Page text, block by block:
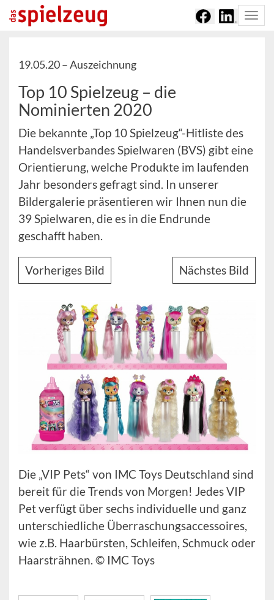
19.05.20 –Auszeichnung
Top 10 Spielzeug – die
Nominierten 2020
Die bekannte „Top 10 Spielzeug“-Hitliste des
Handelsverbandes Spielwaren (BVS) gibt eine
Orientierung, welche Produkte im laufenden
Jahr besonders gefragt sind. In unserer
Bildergalerie präsentieren wir Ihnen nun die
39 Spielwaren, die es in die Endrunde
geschafft haben.
Vorheriges Bild Nächstes Bild
Die „VIP Pets“ von IMC Toys Deutschland sind
bereit für die Trends von Morgen! Jedes VIP
Pet verfügt über sechs individuelle und ganz
unterschiedliche Überraschungsaccessoires,
wie z.B. Haarbürsten, Schleifen, Schmuck oder
Haarsträhnen. © IMC Toys